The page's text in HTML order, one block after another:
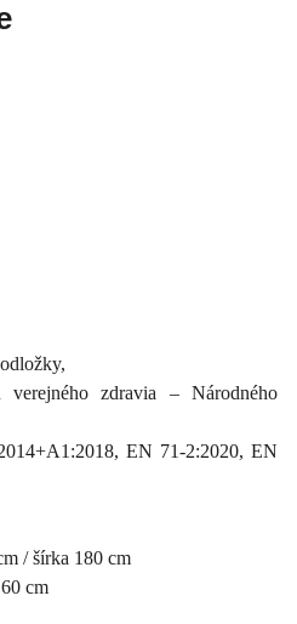
verejného zdravia – Národného
EN 71-2:2020, EN
/ šírka 180 cm
cm